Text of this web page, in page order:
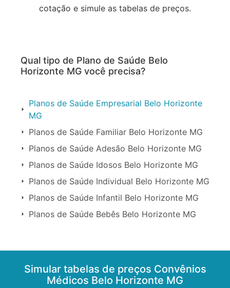
cotação e simule as tabelas de preços.
Qual tipo de Plano de Saúde Belo
Horizonte MG você precisa?
Planos de Saúde Empresarial Belo Horizonte
MG
Planos de Saúde Familiar Belo Horizonte MG
Planos de Saúde Adesão Belo Horizonte MG
Planos de Saúde Idosos Belo Horizonte MG
Planos de Saúde Individual Belo Horizonte MG
Planos de Saúde Infantil Belo Horizonte MG
Planos de Saúde Bebês Belo Horizonte MG
Simular tabelas de preços Convênios
Médicos Belo Horizonte MG